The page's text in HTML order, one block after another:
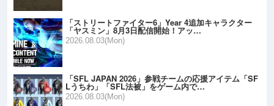
「ストリートファイター6」Year 4追加キャラクター
「ヤスミン」8月3日配信開始！アッ…
2026.08.03(Mon)
「SFL JAPAN 2026」参戦チームの応援アイテム「SF
Lうちわ」「SFL法被」をゲーム内で…
2026.08.03(Mon)